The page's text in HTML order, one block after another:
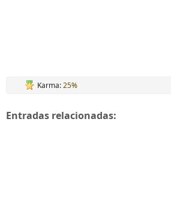
Karma:25%
Entradas relacionadas: